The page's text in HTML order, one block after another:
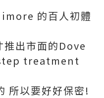
的百人初體
出市面的Dove
treatment
所以要好好保密!